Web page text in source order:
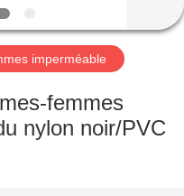
imperméable
femmes
nylon noir/PVC